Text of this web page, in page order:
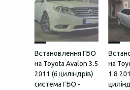
Встановлення ГБО
на Toyota Avalon 3.5
2011 (6 циліндрів)
система ГБО -
на
1.8